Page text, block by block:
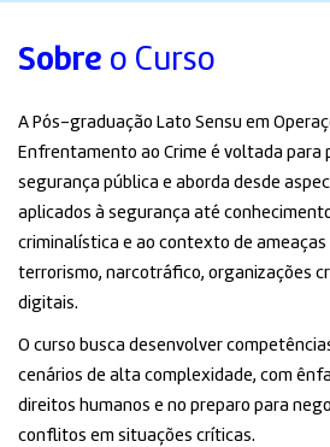
Sobre o Curso
A Pós-graduação Lato Sensu em
Enfrentamento ao Crime é voltada para
segurança pública e aborda desde
aplicados à segurança até
criminalística e ao contexto de ameaças
terrorismo, narcotráfico, organizações
digitais.
O curso busca desenvolver
cenários de alta complexidade, com
direitos humanos e no preparo para
conflitos em situações críticas.